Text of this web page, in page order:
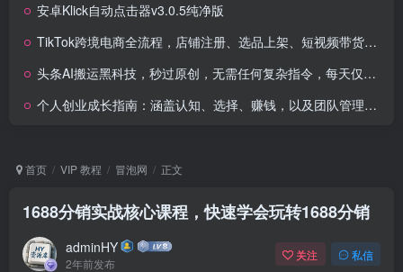
安卓Klick自动点击器v3.0.5纯净版
TikTok跨境电商全流程，店铺注册、选品上架、短视频带货、达人合作，新手快速起店
头条AI搬运黑科技，秒过原创，无需任何复杂指令，每天仅需半小时操作，稳定产出3张
个人创业成长指南：涵盖认知、选择、赚钱，以及团队管理，带你穿越周期创佳绩
首页 VIP 教程 冒泡网 正文
1688分销实战核心课程，快速学会玩转1688分销
adminHY
2年前发布
关注 私信